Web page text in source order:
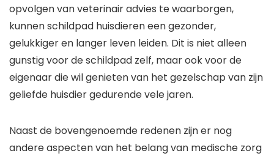
opvolgen van veterinair advies te waarborgen,
kunnen schildpad huisdieren een gezonder,
gelukkiger en langer leven leiden. Dit is niet alleen
gunstig voor de schildpad zelf, maar ook voor de
eigenaar die wil genieten van het gezelschap van zijn
geliefde huisdier gedurende vele jaren.
Naast de bovengenoemde redenen zijn er nog
andere aspecten van het belang van medische zorg